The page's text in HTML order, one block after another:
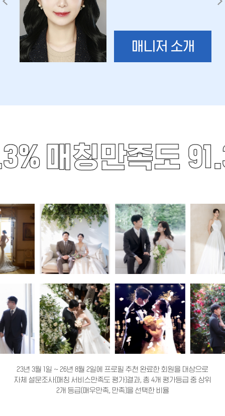
매니저 소개
매칭만족도
23년 3월 1일 ~ 26년 8월 2일에 프로필 추천 완료한 회원을 대상으로
자체 설문조사(매칭 서비스만족도 평가)결과, 총 4개 평가등급 중 상위
2개 등급(매우만족, 만족)을 선택한 비율